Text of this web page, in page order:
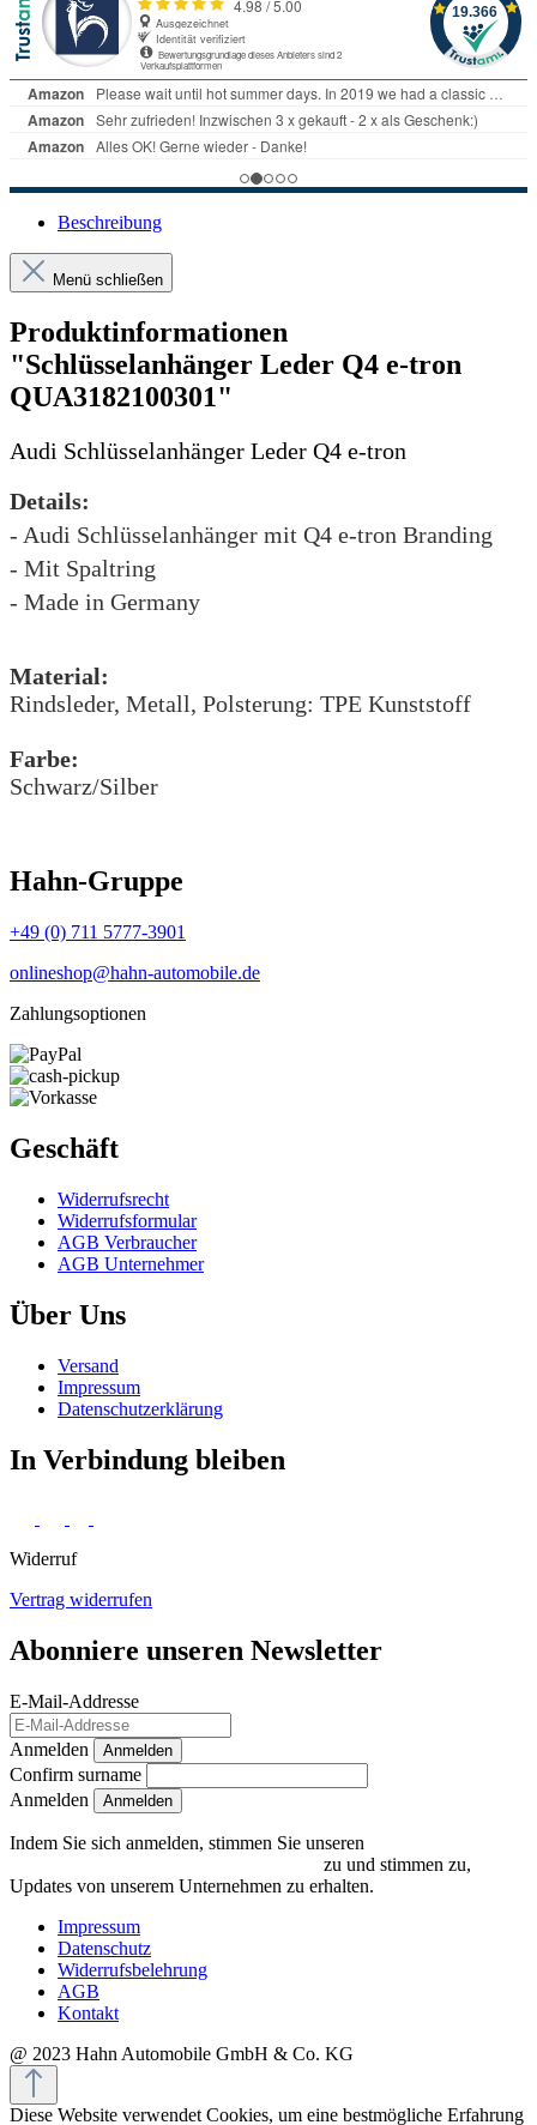
Beschreibung
Menü schließen
Produktinformationen
"Schlüsselanhänger Leder Q4 e-tron
QUA3182100301"
Audi Schlüsselanhänger Leder Q4 e-tron
Details:
- Audi Schlüsselanhänger mit Q4 e-tron Branding
- Mit Spaltring
- Made in Germany
Material:
Rindsleder, Metall, Polsterung: TPE Kunststoff
Farbe:
Schwarz/Silber
Hahn-Gruppe
+49 (0) 711 5777-3901
onlineshop@hahn-automobile.de
Zahlungsoptionen
Geschäft
Widerrufs­recht
Widerrufs­formular
AGB Verbraucher
AGB Unternehmer
Über Uns
Versand
Impressum
Daten­schutz­erklärung
In Verbindung bleiben
Widerruf
Vertrag widerrufen
Abonniere unseren Newsletter
E-Mail-Addresse
Anmelden Anmelden
Confirm surname
Anmelden
Indem Sie sich anmelden, stimmen Sie unseren
zu und stimmen zu,
Updates von unserem Unternehmen zu erhalten.
Impressum
Datenschutz
Widerrufsbelehrung
AGB
Kontakt
@ 2023 Hahn Automobile GmbH & Co. KG
Diese Website verwendet Cookies, um eine bestmögliche Erfahrung